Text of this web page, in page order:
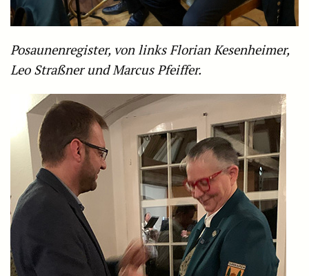
Posaunenregister, von links Florian Kesenheimer,
Leo Straßner und Marcus Pfeiffer.